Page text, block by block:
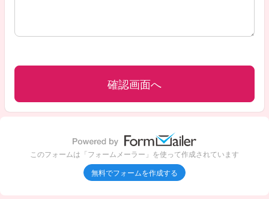
このフォームは「フォームメーラー」を使って作成されています
無料でフォームを作成する